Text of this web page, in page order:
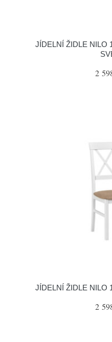
JÍDELNÍ ŽIDLE NILO
2
JÍDELNÍ ŽIDLE NILO
2